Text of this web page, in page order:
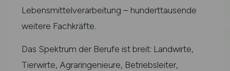
Lebensmittelverarbeitung – hunderttausende
weitere Fachkräfte.
Das Spektrum der Berufe ist breit: Landwirte,
Tierwirte, Agraringenieure, Betriebsleiter,